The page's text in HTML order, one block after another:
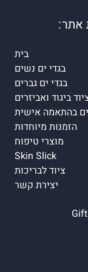
אתר:
בית
בגדי ים נשים
בגדי ים גברים
ביגוד ואביזרים
בהתאמה אישית
הזמנות מיוחדות
מוצרי טיפוח
Skin Slick
ציוד לבריכות
יצירת קשר